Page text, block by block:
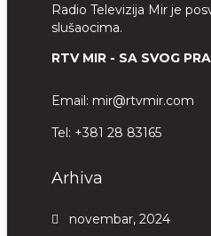
Radio Televizija Mir je
slušaocima.
RTV MIR - SA SVOG
Email: mir@rtvmir.com
Tel: +381 28 83165
Arhiva
novembar, 2024